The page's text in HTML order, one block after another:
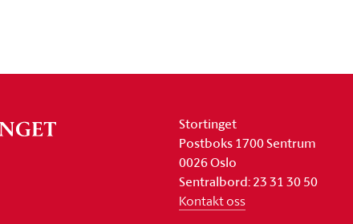
Stortinget
Postboks 1700 Sentrum
0026 Oslo
Sentralbord: 23 31 30 50
Kontakt oss